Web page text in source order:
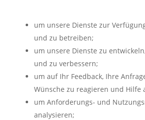
um unsere Dienste zur
und zu betreiben;
um unsere Dienste zu
und zu verbessern;
um auf Ihr Feedback, Ihre
Wünsche zu reagieren und Hilfe
um Anforderungs- und
analysieren;